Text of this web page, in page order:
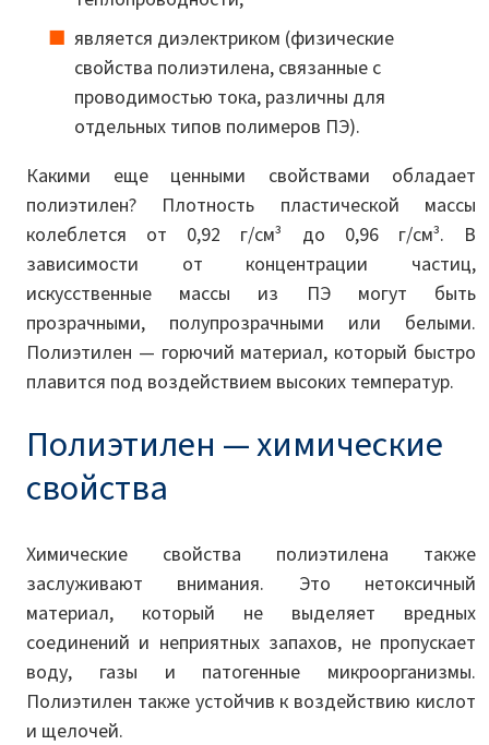
является диэлектриком (физические
свойства полиэтилена, связанные с
проводимостью тока, различны для
отдельных типов полимеров ПЭ).
Какими еще ценными свойствами обладает
полиэтилен? Плотность пластической массы
колеблется от 0,92 г/см³ до 0,96 г/см³. В
зависимости от концентрации частиц,
искусственные массы из ПЭ могут быть
прозрачными, полупрозрачными или белыми.
Полиэтилен — горючий материал, который быстро
плавится под воздействием высоких температур.
Полиэтилен — химические
свойства
Химические свойства полиэтилена также
заслуживают внимания. Это нетоксичный
материал, который не выделяет вредных
соединений и неприятных запахов, не пропускает
воду, газы и патогенные микроорганизмы.
Полиэтилен также устойчив к воздействию кислот
и щелочей.